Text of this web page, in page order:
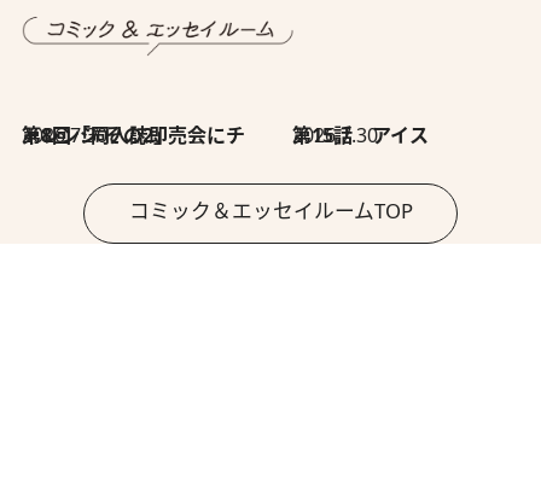
2026.7.30
第8回「同人誌即売会にチャレンジ その2」 2026.7.30
第15話 アイス
コミック＆エッセイルームTOP